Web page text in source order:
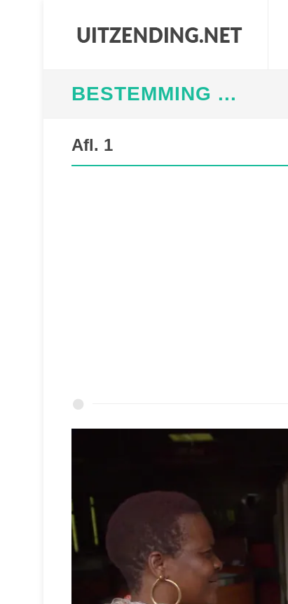
BESTEMMING ...
Afl. 1